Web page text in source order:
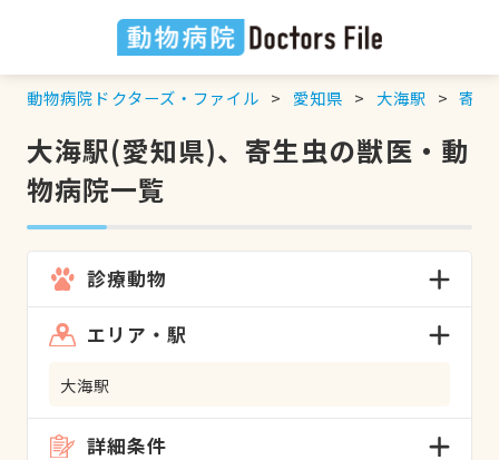
動物病院ドクターズ・ファイル 愛知県 大海駅 寄生
大海駅(愛知県)、寄生虫の獣医・動
物病院一覧
診療動物
エリア・駅
大海駅
詳細条件